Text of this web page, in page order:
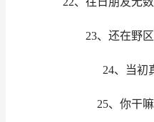
23、还在野
24、当初
25、你干